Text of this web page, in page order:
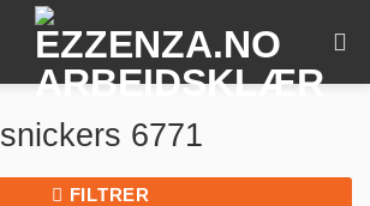
snickers 6771
FILTRER